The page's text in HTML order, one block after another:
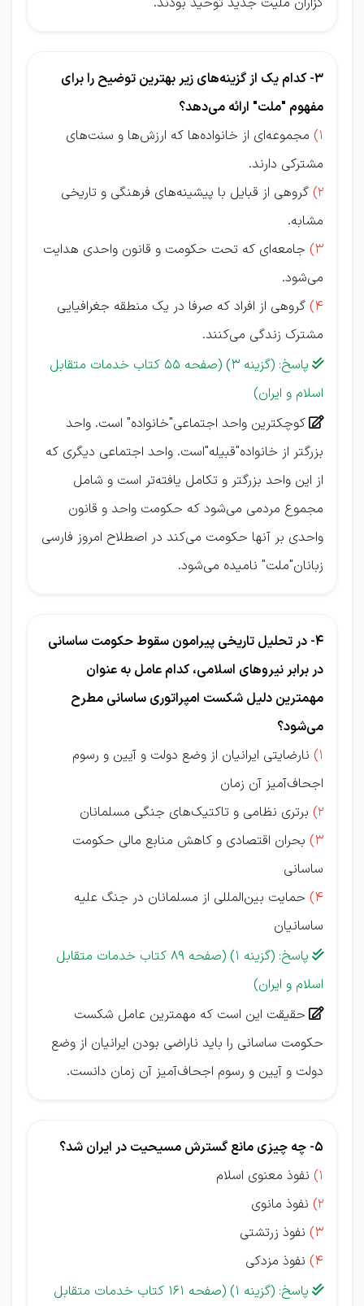
3- کدام یک از گزینه‌های زیر بهترین توضیح را برای
مفهوم "ملت" ارائه می‌دهد؟
1) مجموعه‌ای از خانواده‌ها که ارزش‌ها و سنت‌های
مشترکی دارند.
2) گروهی از قبایل با پیشینه‌های فرهنگی و تاریخی
مشابه.
3) جامعه‌ای که تحت حکومت و قانون واحدی هدایت
می‌شود.
4) گروهی از افراد که صرفا در یک منطقه جغرافیایی
مشترک زندگی می‌کنند.

پاسخ: (گزینه 3) (صفحه 55 کتاب خدمات متقابل
اسلام و ایران)
 كوچكترين واحد اجتماعی"خانواده" است. واحد
بزرگتر از خانواده"قبيله"است. واحد اجتماعی ديگری كه
از اين واحد بزرگتر و تكامل يافته‌تر است و شامل
مجموع مردمی می‌شود كه حكومت واحد و قانون
واحدی بر آنها حكومت می‌كند در اصطلاح امروز فارسی
زبانان"ملت" ناميده می‌شود.
4- در تحلیل تاریخی پیرامون سقوط حکومت ساسانی
در برابر نیروهای اسلامی، کدام عامل به عنوان
مهمترین دلیل شکست امپراتوری ساسانی مطرح
می‌شود؟
1) نارضایتی ایرانیان از وضع دولت و آیین و رسوم
اجحاف‌آمیز آن زمان
2) برتری نظامی و تاکتیک‌های جنگی مسلمانان
3) بحران اقتصادی و کاهش منابع مالی حکومت
ساسانی
4) حمایت بین‌المللی از مسلمانان در جنگ علیه
ساسانیان

پاسخ: (گزینه 1) (صفحه 89 کتاب خدمات متقابل
اسلام و ایران)
 حقيقت اين است كه مهمترين عامل شكست
حكومت ساسانی را بايد ناراضی بودن ايرانيان از وضع
دولت و آيين و رسوم اجحاف‌آميز آن زمان دانست.
5- چه چیزی مانع گسترش مسیحیت در ایران شد؟
1) نفوذ معنوی اسلام
2) نفوذ مانوی
3) نفوذ زرتشتی
4) نفوذ مزدکی

پاسخ: (گزینه 1) (صفحه 161 کتاب خدمات متقابل